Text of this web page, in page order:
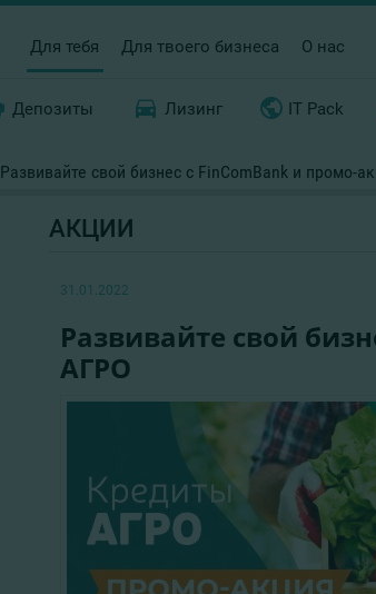
Для тебя Для твоего бизнеса О нас
Депозиты Лизинг IT Pack
Развивайте свой бизнес с FinComBank и промо-
АКЦИИ
31.01.2022
Развивайте свой
АГРО